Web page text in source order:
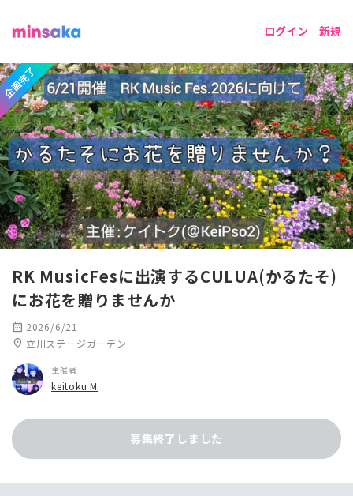
ログイン｜新規
企画完了
RK MusicFesに出演するCULUA(かるたそ)
にお花を贈りませんか
calendar_month 2026/6/21
location_on 立川ステージガーデン
主催者
keitoku M
募集終了しました